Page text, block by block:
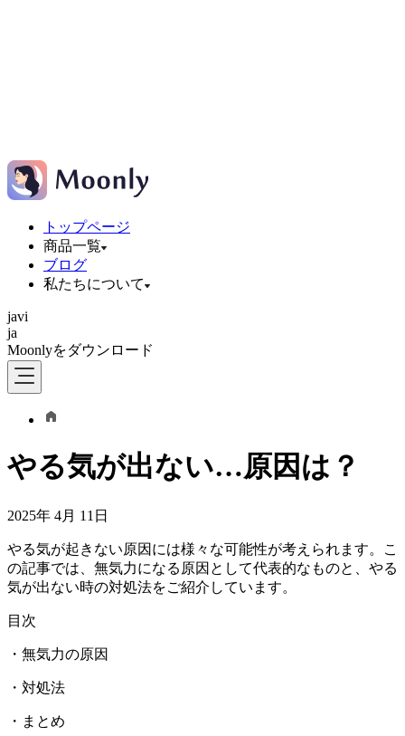
トップページ
商品一覧
ブログ
私たちについて
javi
ja
Moonlyをダウンロード
やる気が出ない…原因は？
2025年 4月 11日
やる気が起きない原因には様々な可能性が考えられます。こ
の記事では、無気力になる原因として代表的なものと、やる
気が出ない時の対処法をご紹介しています。
目次
・無気力の原因
・対処法
・まとめ